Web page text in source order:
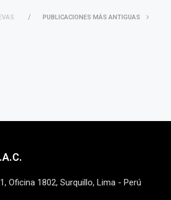
PUBLICACIONES MÁS ANTIGUAS
Oficina 1802, Surquillo, Lima - Perú